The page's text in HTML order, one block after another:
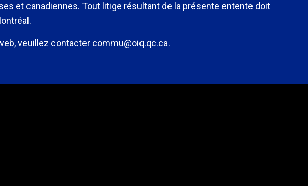
et canadiennes. Tout litige résultant de la présente entente doit
veuillez contacter commu@oiq.qc.ca.